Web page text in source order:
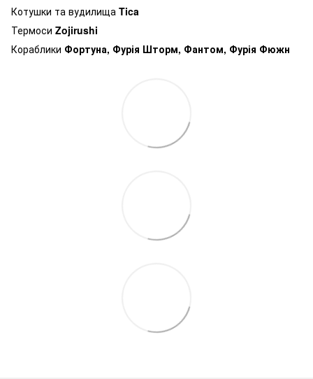
Котушки та вудилища Tica
Термоси Zojirushi
Кораблики Фортуна, Фурія Шторм, Фантом, Фурія Фюжн